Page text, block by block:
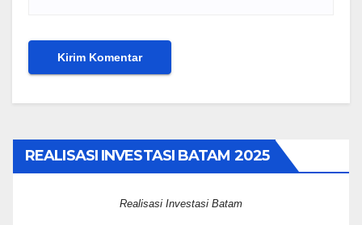
REALISASI INVESTASI BATAM 2025
Realisasi Investasi Batam